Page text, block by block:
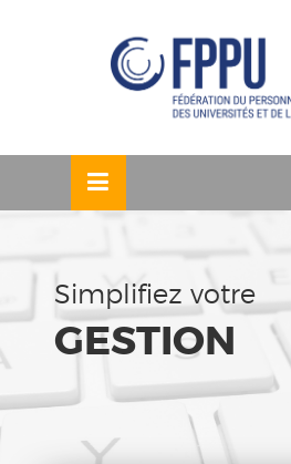
Simplifiez votre
GESTION